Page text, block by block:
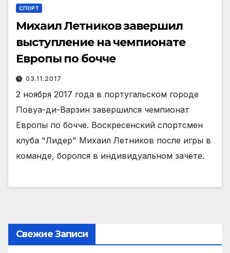
СПОРТ
Михаил Летников завершил
выступление на чемпионате
Европы по бочче
03.11.2017
2 ноября 2017 года в португальском городе
Повуа-ди-Варзин завершился чемпионат
Европы по бочче. Воскресенский спортсмен
клуба "Лидер" Михаил Летников после игры в
команде, боролся в индивидуальном зачёте.
Свежие Записи